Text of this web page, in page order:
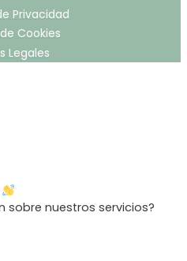
Privacidad
Cookies
Legales
sobre nuestros servicios?